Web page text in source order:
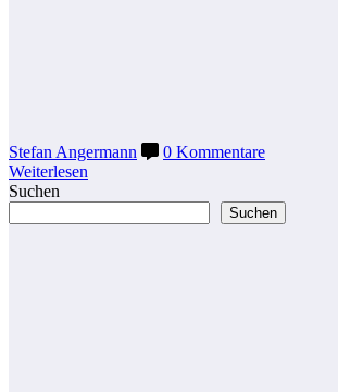
Stefan Angermann
0 Kommentare
Weiterlesen
Suchen
Suchen